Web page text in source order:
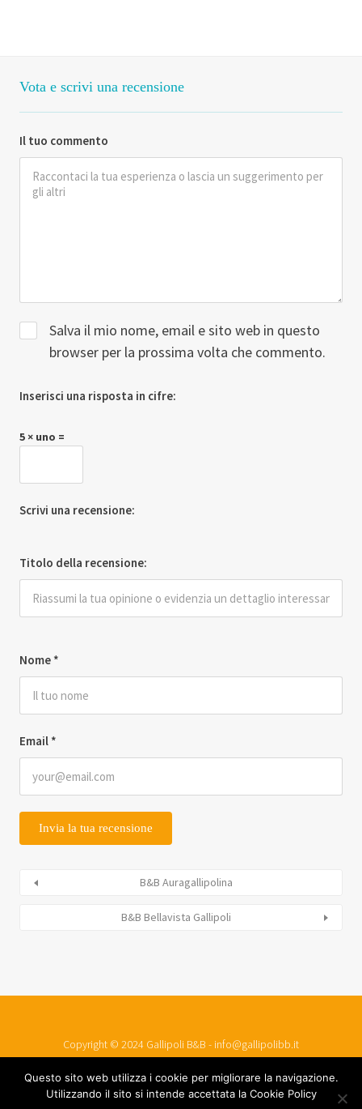
Vota e scrivi una recensione
Il tuo commento
Nome *
Email *
Salva il mio nome, email e sito web in questo
browser per la prossima volta che commento.
Inserisci una risposta in cifre:
5 × uno =
Scrivi una recensione:
Titolo della recensione:
B&B Auragallipolina
B&B Bellavista Gallipoli
Copyright © 2024 Gallipoli B&B - info@gallipolibb.it
PMService srls - P. IVA 04751140759
Questo sito web utilizza i cookie per migliorare la navigazione.
Utilizzando il sito si intende accettata la Cookie Policy